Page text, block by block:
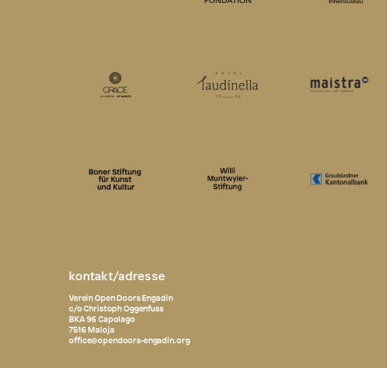
kontakt/adresse
Verein Open Doors Engadin
c/o Christoph Oggenfuss
BKA 96 Capolago
7516 Maloja
office@opendoors-engadin.org